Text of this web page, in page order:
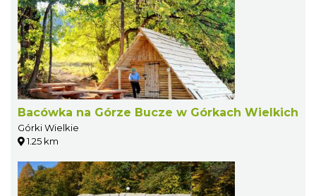
Bacówka na Górze Bucze w Górkach Wielkich
Górki Wielkie
1.25 km